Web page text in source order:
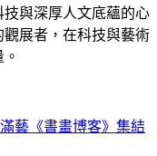
與深厚人文底蘊的心
展者，在科技與藝術
藝《書畫博客》集結